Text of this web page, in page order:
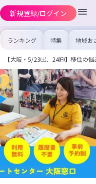
新規登録/ログイン
ランキング 特集 地域お
の求
を集め
事内容
を比較
合った
けよう
【大阪・5/23㈯、24㈰】移住の